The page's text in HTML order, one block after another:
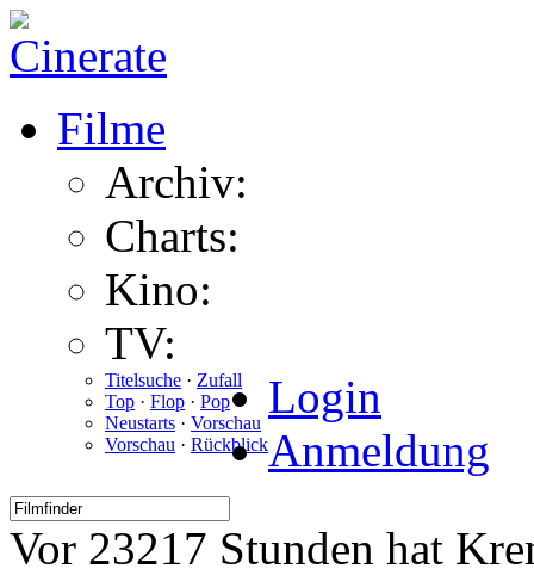
Filme
Archiv:
Charts:
Kino:
TV:
Titelsuche · Zufall
Top · Flop · Pop
Neustarts · Vorschau
Vorschau · Rückblick
Login
Anmeldung
Vor 23217 Stunden hat